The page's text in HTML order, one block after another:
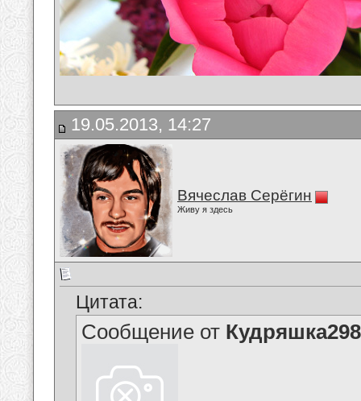
19.05.2013, 14:27
Вячеслав Серёгин
Живу я здесь
Цитата:
Сообщение от Кудряшка298